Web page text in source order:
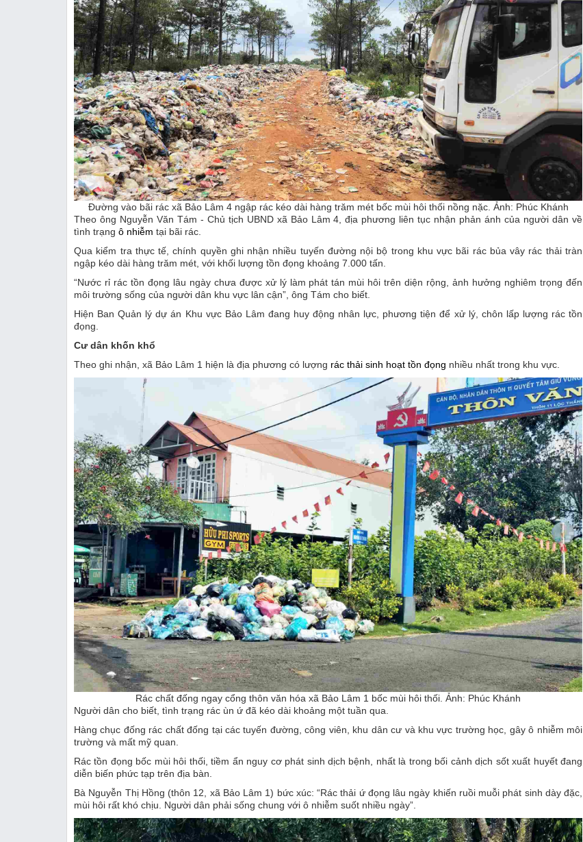
Đường vào bãi rác xã Bảo Lâm 4 ngập rác kéo dài hàng trăm mét bốc mùi hôi thối nồng nặc. Ảnh: Phúc Khánh
Theo ông Nguyễn Văn Tám - Chủ tịch UBND xã Bảo Lâm 4, địa phương liên tục nhận phản ánh của người dân về
tình trạng ô nhiễm tại bãi rác.
Qua kiểm tra thực tế, chính quyền ghi nhận nhiều tuyến đường nội bộ trong khu vực bãi rác bủa vây rác thải tràn
ngập kéo dài hàng trăm mét, với khối lượng tồn đọng khoảng 7.000 tấn.
“Nước rỉ rác tồn đọng lâu ngày chưa được xử lý làm phát tán mùi hôi trên diện rộng, ảnh hưởng nghiêm trọng đến
môi trường sống của người dân khu vực lân cận”, ông Tám cho biết.
Hiện Ban Quản lý dự án Khu vực Bảo Lâm đang huy động nhân lực, phương tiện để xử lý, chôn lấp lượng rác tồn
đọng.
Cư dân khốn khổ
Theo ghi nhận, xã Bảo Lâm 1 hiện là địa phương có lượng rác thải sinh hoạt tồn đọng nhiều nhất trong khu vực.
Rác chất đống ngay cổng thôn văn hóa xã Bảo Lâm 1 bốc mùi hôi thối. Ảnh: Phúc Khánh
Người dân cho biết, tình trạng rác ùn ứ đã kéo dài khoảng một tuần qua.
Hàng chục đống rác chất đống tại các tuyến đường, công viên, khu dân cư và khu vực trường học, gây ô nhiễm môi
trường và mất mỹ quan.
Rác tồn đọng bốc mùi hôi thối, tiềm ẩn nguy cơ phát sinh dịch bệnh, nhất là trong bối cảnh dịch sốt xuất huyết đang
diễn biến phức tạp trên địa bàn.
Bà Nguyễn Thị Hồng (thôn 12, xã Bảo Lâm 1) bức xúc: “Rác thải ứ đọng lâu ngày khiến ruồi muỗi phát sinh dày đặc,
mùi hôi rất khó chịu. Người dân phải sống chung với ô nhiễm suốt nhiều ngày”.